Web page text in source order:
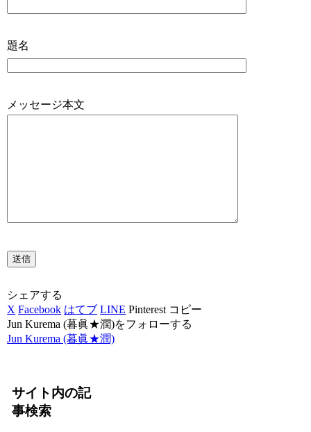
題名
メッセージ本文
シェアする
X Facebook はてブ LINE Pinterest コピー
Jun Kurema (暮眞★潤)をフォローする
Jun Kurema (暮眞★潤)
サイト内の記
事検索